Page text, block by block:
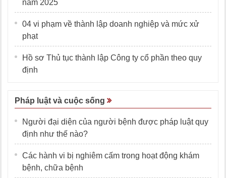
năm 2025
04 vi phạm về thành lập doanh nghiệp và mức xử
phạt
Hồ sơ Thủ tục thành lập Công ty cổ phần theo quy
định
Pháp luật và cuộc sống
Người đại diện của người bệnh được pháp luật quy
định như thế nào?
Các hành vi bị nghiêm cấm trong hoạt động khám
bệnh, chữa bệnh